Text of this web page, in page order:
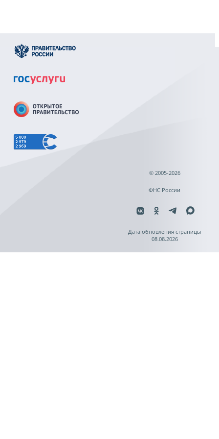
© 2005-2026
ФНС России
Дата обновления страницы
08.08.2026